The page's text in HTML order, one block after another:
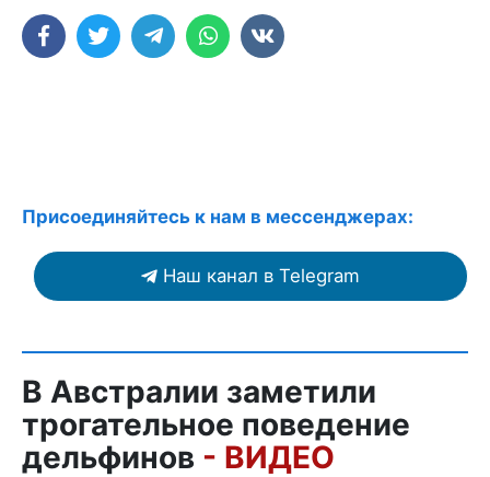
Присоединяйтесь к нам в мессенджерах:
Наш канал в Telegram
В Австралии заметили
трогательное поведение
дельфинов - ВИДЕО